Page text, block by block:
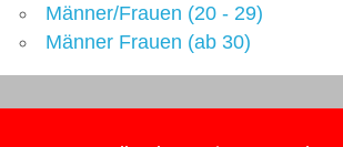
Männer/Frauen (20 - 29)
Männer Frauen (ab 30)